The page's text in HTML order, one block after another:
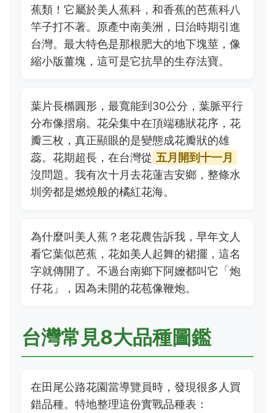
蕉類！它屬於美人蕉科，和香蕉的芭蕉科八
竿子打不著。原產中南美洲，日治時期引進
台灣。最大特色是那根肥大的地下塊莖，像
縮小版薑塊，這可是它抗旱的生存法寶。
葉片長橢圓形，最寬能到30公分，葉脈平行
分布像摺扇。花朵集中在頂端穗狀花序，花
瓣三枚，真正顯眼的是變態成花瓣狀的雄
蕊。花期超長，在台灣從 五月開到十一月
沒問題。我有次十月去花蓮吉安鄉，整條水
圳旁都是燃燒般的橘紅花海。
為什麼叫美人蕉？老花農告訴我，早年文人
看它葉似芭蕉，花如美人起舞的裙擺，這名
字就傳開了。不過台南鄉下阿嬤都叫它「炮
仔花」，因為未開的花苞像鞭炮。
台灣常見8大品種圖鑑
在田尾公路花園當導覽員時，發現很多人買
錯品種。特地整理這份實戰品種表：